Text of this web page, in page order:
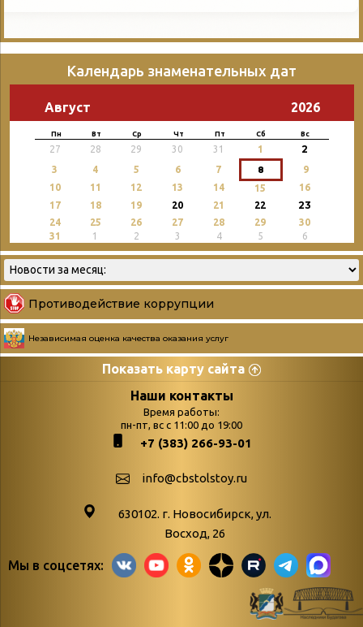
Календарь знаменательных дат
Август 2026
Пн Вт Ср Чт Пт Сб Вс
27 28 29 30 31 1 2
3 4 5 6 7 8
9
10
11 12 13 14 15
16
17
18 19 20 21 22 23
24 25 26 27 28 29
30
31
1 2 3 4 5 6
Противодействие коррупции
Независимая оценка качества оказания услуг
Показать карту сайта
Страницы
podvedenie-itogov-festivalya-
paskhalnaya-palitra
Библионочь – как ярмарка точь-в-
поступлений
Война. Народ.
живые»
«Мне всё
снятся
Наши контакты
Время работы:
пн-пт, вс с 11:00 до 19:00
+7 (383) 266-93-01
info@cbstolstoy.ru
630102. г. Новосибирск, ул.
Восход, 26
Мы в соцсетях: